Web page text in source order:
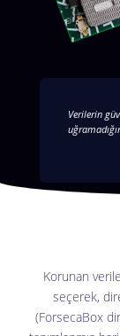
Verilerin
Korunan
seçerek,
(ForsecaBox